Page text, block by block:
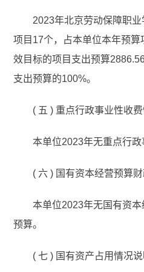
2023年北京劳动保障职
项目17个，占本单位本年预
效目标的项目支出预算
支出预算的100%。
( 五 ) 重点行政事业性收
本单位2023年无重点行政
( 六 ) 国有资本经营预算
本单位2023年无国有资
预算。
( 七 ) 国有资产占用情况说